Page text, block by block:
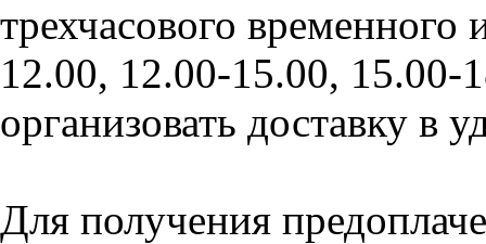
трехчасового
12.00, 12.00-15.00, 15.00-
организовать доставку в
Для получения